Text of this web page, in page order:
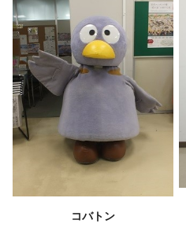
コバトン